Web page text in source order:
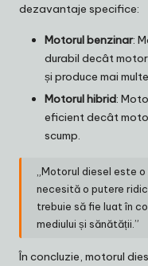
dezavantaje specifice:
Motorul benzinar:
durabil decât
și produce mai
Motorul hibrid:
eficient decât
scump.
„Motorul diesel este
necesită o putere
trebuie să fie luat în
mediului și sănătății.”
În concluzie, motorul